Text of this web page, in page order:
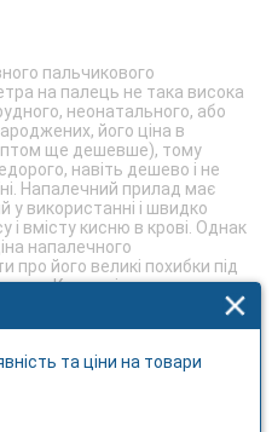
пальчикового
на палець не така висока
неонатального, або
його ціна в
ще дешевше), тому
навіть дешево і не
Напалечний прилад має
у використанні і швидко
вмісту кисню в крові. Однак
напалечного
його великі похибки під
Києва відмовляються
діагностики, купити їх
часто використовують в
навантажень
Україна, можливо,
та ціни на товари